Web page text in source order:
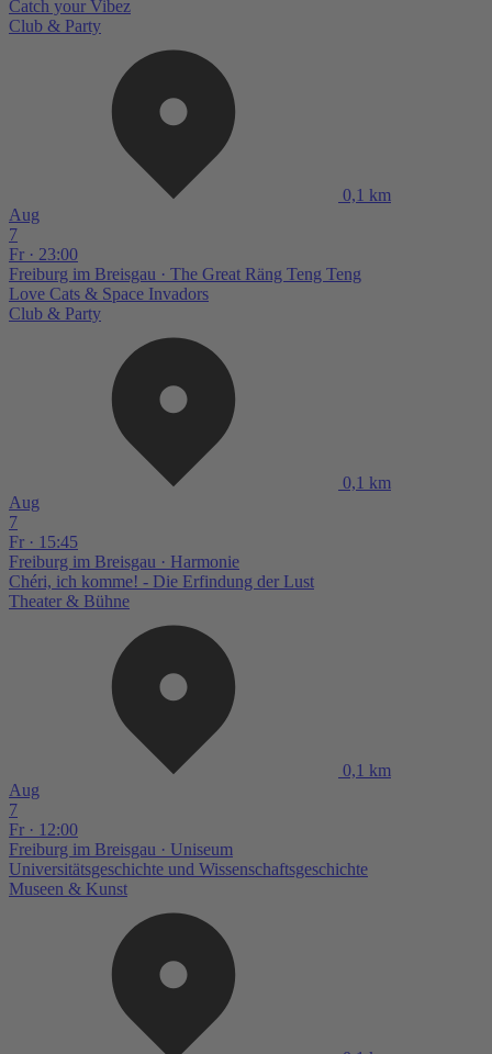
Catch your Vibez
Club & Party
0,1 km
Aug
7
Fr · 23:00
Freiburg im Breisgau · The Great Räng Teng Teng
Love Cats & Space Invadors
Club & Party
0,1 km
Aug
7
Fr · 15:45
Freiburg im Breisgau · Harmonie
Chéri, ich komme! - Die Erfindung der Lust
Theater & Bühne
0,1 km
Aug
7
Fr · 12:00
Freiburg im Breisgau · Uniseum
Universitätsgeschichte und Wissenschaftsgeschichte
Museen & Kunst